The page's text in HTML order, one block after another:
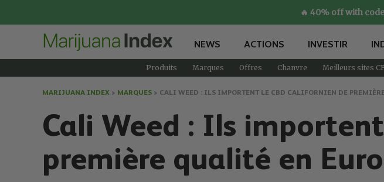
🔥 40% off with
NEWS ACTIONS INVESTIR
Produits Marques Offres Chanvre Meilleurs sites
MARIJUANA INDEX > MARQUES > CALI WEED : ILS IMPORTENT LE CBD CALIFORNIEN DE
Cali Weed : Ils
première qualité en